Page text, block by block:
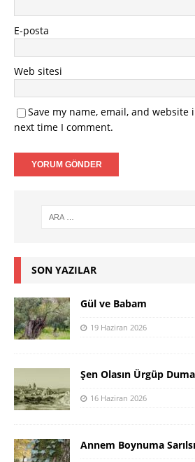
E-posta
Web sitesi
Save my name, email, and
next time I comment.
SON YAZILAR
Gül ve Babam
19 Haziran 2026
Şen Olasın Ürgüp
16 Haziran 2026
Annem Boynuma